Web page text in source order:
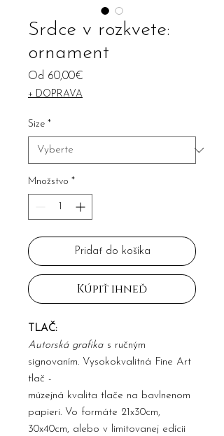
Srdce v rozkvete:
ornament
Od 60,00€
+ DOPRAVA
Size *
Množstvo *
Pridať do košíka
Kúpiť ihneď
TLAČ:
Autorská grafika s ručným
signovaním. Vysokokvalitná Fine Art
tlač -
múzejná kvalita tlače na bavlnenom
papieri. Vo formáte 21x30cm,
30x40cm, alebo v limitovanej edícii